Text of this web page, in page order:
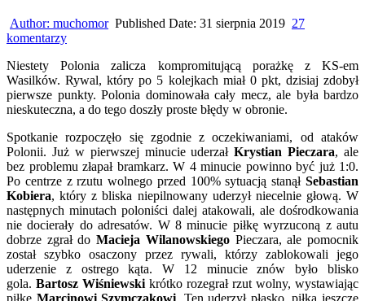
Author: muchomor Published Date: 31 sierpnia 2019 27
komentarzydo
Czerwona
latarnia
ligi
ogrywa
przy
K6
Niestety Polonia zalicza kompromitującą porażkę z KS-em
Wasilków. Rywal, który po 5 kolejkach miał 0 pkt, dzisiaj zdobył
pierwsze punkty. Polonia dominowała cały mecz, ale była bardzo
nieskuteczna, a do tego doszły proste błędy w obronie.
Spotkanie rozpoczęło się zgodnie z oczekiwaniami, od ataków
Polonii. Już w pierwszej minucie uderzałKrystian Pieczara, ale
bez problemu złapał bramkarz. W 4 minucie powinno być już 1:0.
Po centrze z rzutu wolnego przed 100% sytuacją stanął Sebastian
Kobiera, który z bliska niepilnowany uderzył niecelnie głową. W
następnych minutach poloniści dalej atakowali, ale dośrodkowania
nie docierały do adresatów. W 8 minucie piłkę wyrzuconą z autu
dobrze zgrał doMacieja WilanowskiegoPieczara, ale pomocnik
został szybko osaczony przez rywali, którzy zablokowali jego
uderzenie z ostrego kąta. W 12 minucie znów było blisko
gola. Bartosz Wiśniewski krótko rozegrał rzut wolny, wystawiając
piłkę Marcinowi Szymczakowi. Ten uderzył płasko, piłka jeszcze